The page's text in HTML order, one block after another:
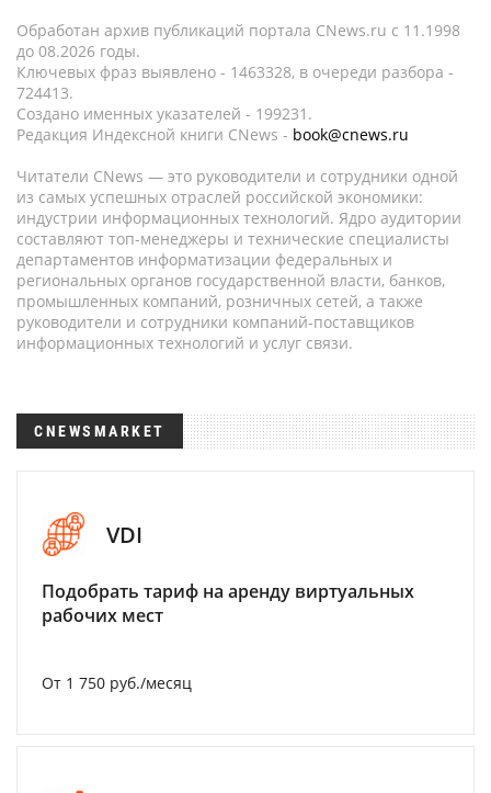
Обработан архив публикаций портала CNews.ru c 11.1998
до 08.2026 годы.
Ключевых фраз выявлено - 1463328, в очереди разбора -
724413.
Создано именных указателей - 199231.
Редакция Индексной книги CNews - book@cnews.ru
Читатели CNews — это руководители и сотрудники одной
из самых успешных отраслей российской экономики:
индустрии информационных технологий. Ядро аудитории
составляют топ-менеджеры и технические специалисты
департаментов информатизации федеральных и
региональных органов государственной власти, банков,
промышленных компаний, розничных сетей, а также
руководители и сотрудники компаний-поставщиков
информационных технологий и услуг связи.
CNEWSMARKET
VDI
Подобрать тариф на аренду виртуальных
рабочих мест
От 1 750 руб./месяц